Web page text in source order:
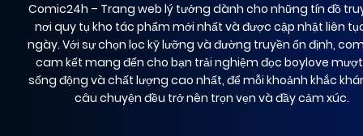
Chapter 71 (JL) 09/12/2024
Chapter 69 (JL) 09/12/2024
Comic24h – Trang web lý tưởng dành cho những tín đồ
nơi quy tụ kho tác phẩm mới nhất và được cập nhật liên
ngày. Với sự chọn lọc kỹ lưỡng và đường truyền ổn định,
cam kết mang đến cho bạn trải nghiệm đọc boylove
sống động và chất lượng cao nhất, để mỗi khoảnh khắc
câu chuyện đều trở nên trọn vẹn và đầy cảm xúc.